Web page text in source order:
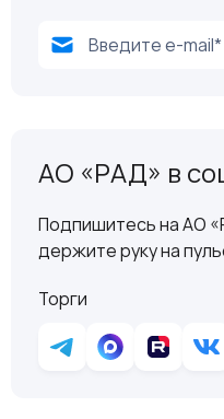
АО «РАД» в
Подпишитесь на АО
держите руку на
Торги